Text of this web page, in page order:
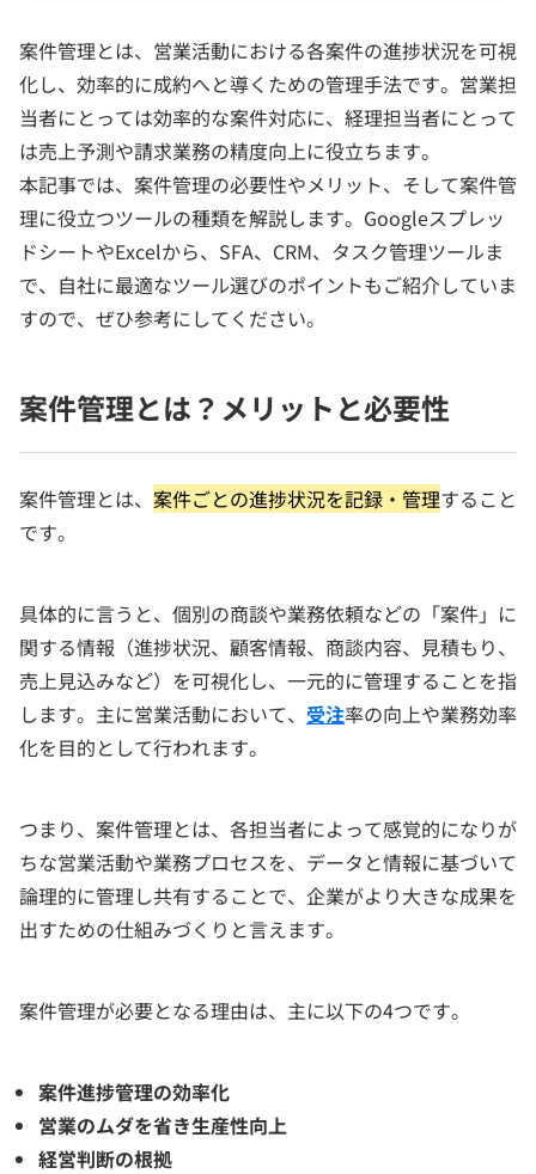
案件管理とは、営業活動における各案件の進捗状況を可視
化し、効率的に成約へと導くための管理手法です。営業担
当者にとっては効率的な案件対応に、経理担当者にとって
は売上予測や請求業務の精度向上に役立ちます。
本記事では、案件管理の必要性やメリット、そして案件管
理に役立つツールの種類を解説します。Googleスプレッ
ドシートやExcelから、SFA、CRM、タスク管理ツールま
で、自社に最適なツール選びのポイントもご紹介していま
すので、ぜひ参考にしてください。
案件管理とは？メリットと必要性
案件管理とは、 案件ごとの進捗状況を記録・管理すること
です。
具体的に言うと、個別の商談や業務依頼などの「案件」に
関する情報（進捗状況、顧客情報、商談内容、見積もり、
売上見込みなど）を可視化し、一元的に管理することを指
します。主に営業活動において、 受注率の向上や業務効率
化を目的として行われます。
つまり、案件管理とは、各担当者によって感覚的になりが
ちな営業活動や業務プロセスを、データと情報に基づいて
論理的に管理し共有することで、企業がより大きな成果を
出すための仕組みづくりと言えます。
案件管理が必要となる理由は、主に以下の4つです。
案件進捗管理の効率化
営業のムダを省き生産性向上
経営判断の根拠